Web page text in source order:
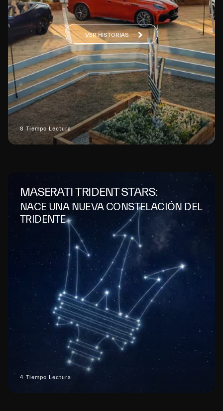
8 Tiempo Lectura
VER HISTORIAS
MASERATI TRIDENT STARS:
NACE UNA NUEVA CONSTELACIÓN DEL
TRIDENTE
4 Tiempo Lectura